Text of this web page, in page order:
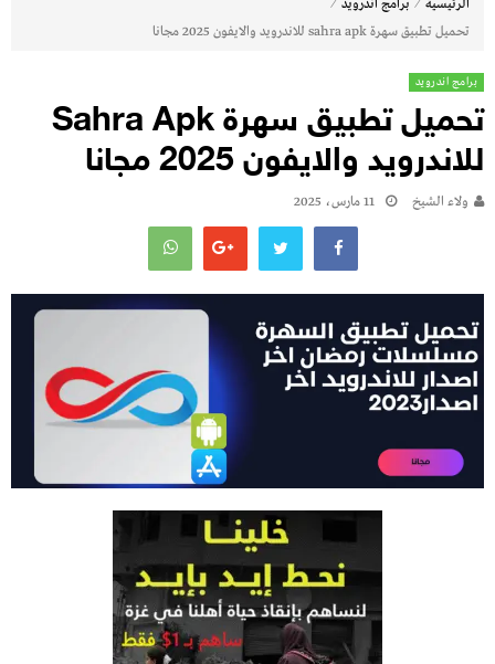
الرئيسية برامج اندرويد
تحميل تطبيق سهرة sahra apk للاندرويد والايفون 2025 مجانا
برامج اندرويد
تحميل تطبيق سهرة Sahra Apk
للاندرويد والايفون 2025 مجانا
ولاء الشيخ 11 مارس، 2025